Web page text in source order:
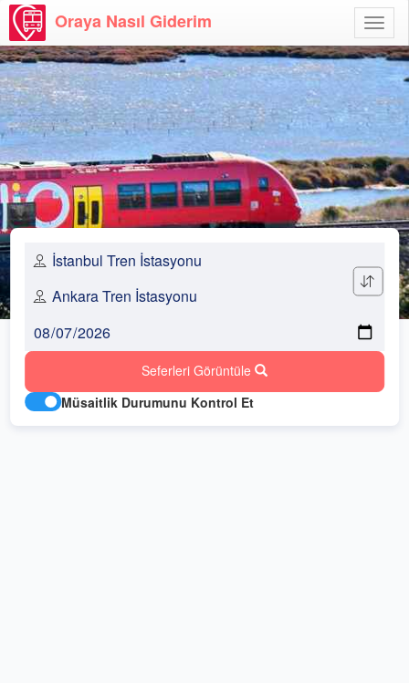
Aç
Oraya Nasıl Giderim
Seferleri Görüntüle
Müsaitlik Durumunu Kontrol Et